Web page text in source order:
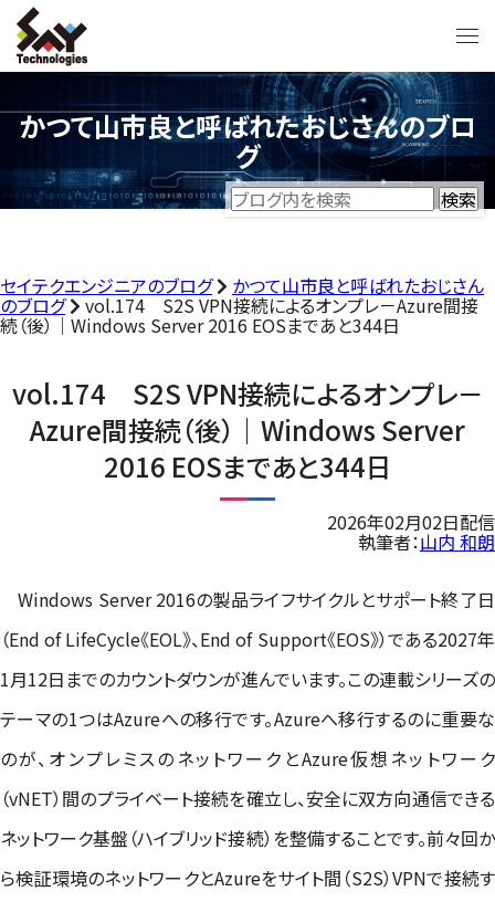
かつて山市良と呼ばれたおじさんのブロ
グ
セイテクエンジニアのブログ かつて山市良と呼ばれたおじさん
のブログ vol.174 S2S VPN接続によるオンプレ－Azure間接
続（後）｜Windows Server 2016 EOSまであと344日
vol.174 S2S VPN接続によるオンプレ－
Azure間接続（後）｜Windows Server
2016 EOSまであと344日
2026年02月02日配信
執筆者：山内 和朗
Windows Server 2016の製品ライフサイクルとサポート終了日
（End of LifeCycle《EOL》、End of Support《EOS》）である2027年
1月12日までのカウントダウンが進んでいます。この連載シリーズの
テーマの1つはAzureへの移行です。Azureへ移行するのに重要な
のが、オンプレミスのネットワークとAzure仮想ネットワーク
（vNET）間のプライベート接続を確立し、安全に双方向通信できる
ネットワーク基盤（ハイブリッド接続）を整備することです。前々回か
ら検証環境のネットワークとAzureをサイト間（S2S）VPNで接続す